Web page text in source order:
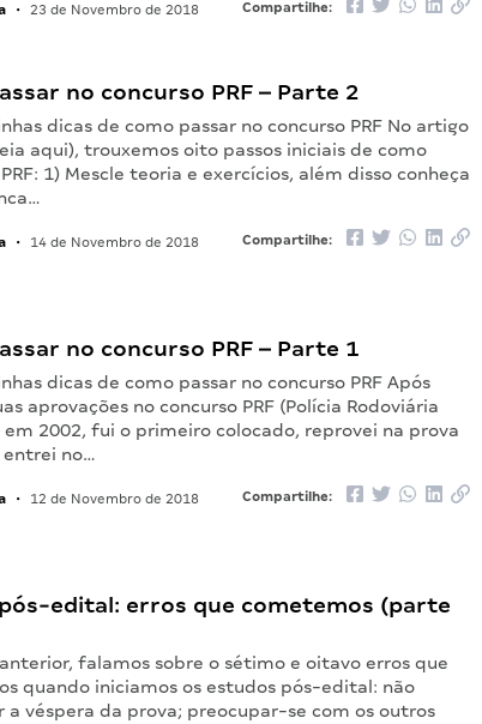
• 23 de Novembro de 2018 Compartilhe:
no concurso PRF – Parte 2
dicas de como passar no concurso PRF No artigo
aqui), trouxemos oito passos iniciais de como
1) Mescle teoria e exercícios, além disso conheça
• 14 de Novembro de 2018 Compartilhe:
no concurso PRF – Parte 1
dicas de como passar no concurso PRF Após
aprovações no concurso PRF (Polícia Rodoviária
em 2002, fui o primeiro colocado, reprovei na prova
entrei no…
• 12 de Novembro de 2018 Compartilhe:
edital: erros que cometemos (parte
falamos sobre o sétimo e oitavo erros que
quando iniciamos os estudos pós-edital: não
a véspera da prova; preocupar-se com os outros